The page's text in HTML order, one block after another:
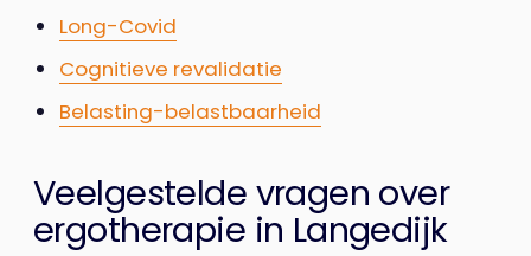
Long-Covid
Cognitieve revalidatie
Belasting-belastbaarheid
Veelgestelde vragen over
ergotherapie in Langedijk